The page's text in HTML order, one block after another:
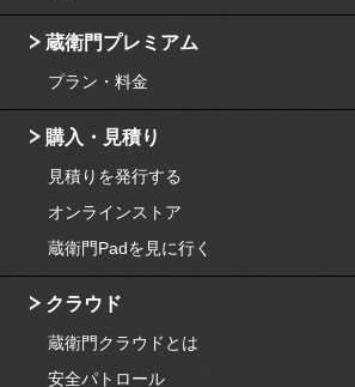
蔵衛門プレミアム
プラン・料金
購入・見積り
見積りを発行する
オンラインストア
蔵衛門Padを見に行く
クラウド
蔵衛門クラウドとは
安全パトロール